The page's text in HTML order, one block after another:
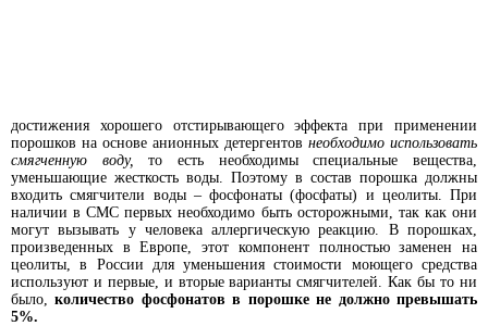
достижения хорошего отстирывающего эффекта при применении
порошков на основе анионных детергентов необходимо использовать
смягченную воду,
то есть необходимы специальные вещества,
уменьшающие жесткость воды. Поэтому в состав порошка должны
входить смягчители воды – фосфонаты (фосфаты) и цеолиты. При
наличии в СМС первых необходимо быть осторожными, так как они
могут вызывать у человека аллергическую реакцию. В порошках,
произведенных в Европе, этот компонент полностью заменен на
цеолиты, в России для уменьшения стоимости моющего средства
используют и первые, и вторые варианты смягчителей. Как бы то ни
было,
количество фосфонатов в порошке не должно превышать
5%.